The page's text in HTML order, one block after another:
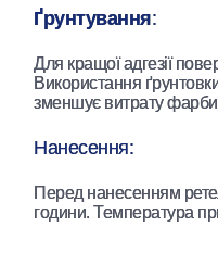
Ґрунтування:
Для кращої адгезії
Використання
зменшує витрату
Нанесення:
Перед нанесенням
години. Температура